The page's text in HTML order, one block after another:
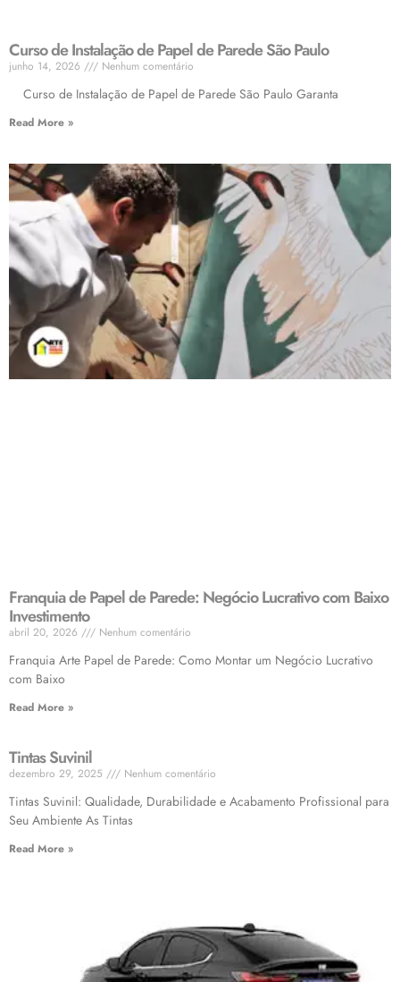
Curso de Instalação de Papel de Parede São Paulo
junho 14, 2026 Nenhum comentário
Curso de Instalação de Papel de Parede São Paulo Garanta
Read More »
Franquia de Papel de Parede: Negócio Lucrativo com Baixo
Investimento
abril 20, 2026 Nenhum comentário
Franquia Arte Papel de Parede: Como Montar um Negócio Lucrativo
com Baixo
Read More »
Tintas Suvinil
dezembro 29, 2025 Nenhum comentário
Tintas Suvinil: Qualidade, Durabilidade e Acabamento Profissional para
Seu Ambiente As Tintas
Read More »